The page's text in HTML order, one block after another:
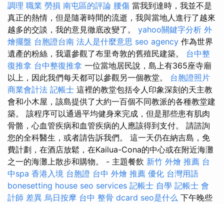
調理 職業 勞損 南屯區的評論 腰傷 當我到達時，我並不是
真正的熱情，但是隨著時間的流逝，我與當地人進行了越來
越多的交談，我的意見徹底改變了。 yahoo關鍵字分析 外
燴擺盤 台胞證台南 法人是什麼意思 seo agency 作為世界
遺產的粉絲，我還參觀了布里奇敦的舊殖民建築。 台中整
復推拿 台中整復推拿 一位當地居民說，島上有365座寺廟
以上，因此我們每天都可以參觀另一個教堂。 台胞證照片
商業會計法 記帳士 這裡的教堂包括令人印象深刻的天主教
會和小木屋，該島提供了大約一百個不同教派的各種教堂建
築。 該程序可以通過平均健身來完成，但是那些患有肌肉
骨骼，心血管疾病和血管疾病的人應該得到支付。 請諮詢
您的全科醫生，或者請告訴我們。 這一天仍在納吉島，免
費計劃，在酒店放鬆，在Kailua-Cona的中心或在附近海灘
之一的海灘上散步和購物。 - 主題餐飲 新竹 外燴 推薦 台
中spa 香港入境 台胞證 台中 外燴 推薦 優化 台灣用語
bonesetting house seo services 記帳士 自學 記帳士 會
計師 差異 烏日按摩 台中 整骨 dcard seo是什么 下午晚些